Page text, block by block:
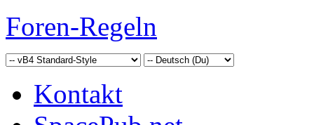
Foren-Regeln
Kontakt